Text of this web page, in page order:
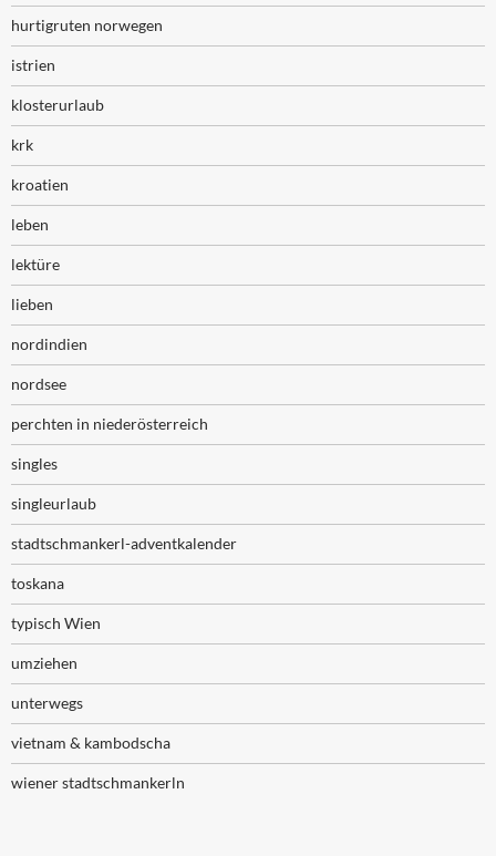
hurtigruten norwegen
istrien
klosterurlaub
krk
kroatien
leben
lektüre
lieben
nordindien
nordsee
perchten in niederösterreich
singles
singleurlaub
stadtschmankerl-adventkalender
toskana
typisch Wien
umziehen
unterwegs
vietnam & kambodscha
wiener stadtschmankerln